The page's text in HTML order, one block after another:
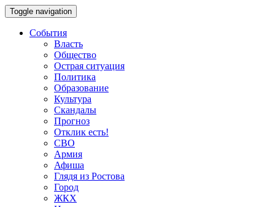
Toggle navigation
События
Власть
Общество
Острая ситуация
Политика
Образование
Культура
Скандалы
Прогноз
Отклик есть!
СВО
Армия
Афиша
Глядя из Ростова
Город
ЖКХ